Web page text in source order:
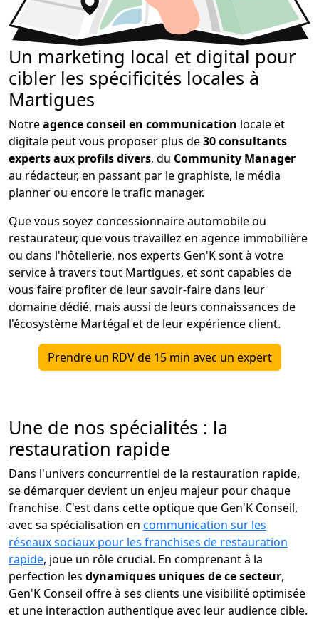
Un marketing local et digital pour
cibler les spécificités locales à
Martigues
Notreagence conseil en communication locale et
digitale peut vous proposer plus de30 consultants
experts aux profils divers, du Community Manager
au rédacteur, en passant par le graphiste, le média
planner ou encore le trafic manager.
Que vous soyez concessionnaire automobile ou
restaurateur, que vous travaillez en agence immobilière
ou dans l'hôtellerie, nos experts Gen'K sont à votre
service à travers tout Martigues, et sont capables de
vous faire profiter de leur savoir-faire dans leur
domaine dédié, mais aussi de leurs connaissances de
l'écosystème Martégal et de leur expérience client.
Prendre un RDV de 15 min avec un expert
Une de nos spécialités : la
restauration rapide
Dans l'univers concurrentiel de la restauration rapide,
se démarquer devient un enjeu majeur pour chaque
franchise. C'est dans cette optique que Gen'K Conseil,
avec sa spécialisation en communication sur les
réseaux sociaux pour les franchises de restauration
rapide, joue un rôle crucial. En comprenant à la
perfection les dynamiques uniques de ce secteur,
Gen'K Conseil offre à ses clients une visibilité optimisée
et une interaction authentique avec leur audience cible.